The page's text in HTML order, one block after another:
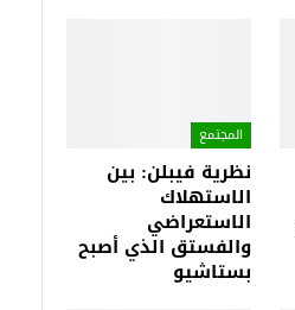
المجتمع
نظرية فيبلن: بين
الاستهلاك
الاستعراضي
والفستق الذي أصبح
بستاشيو